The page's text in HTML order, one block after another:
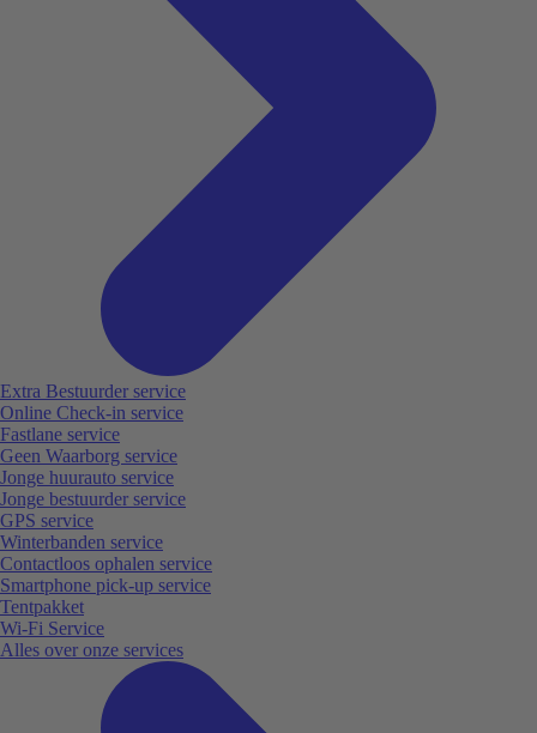
Extra Bestuurder service
Online Check-in service
Fastlane service
Geen Waarborg service
Jonge huurauto service
Jonge bestuurder service
GPS service
Winterbanden service
Contactloos ophalen service
Smartphone pick-up service
Tentpakket
Wi-Fi Service
Alles over onze services